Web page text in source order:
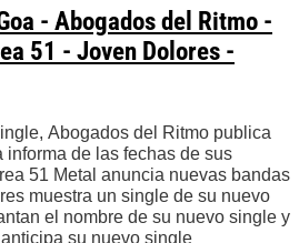
- Abogados del Ritmo -
51 - Joven Dolores -
Abogados del Ritmo publica
de las fechas de sus
51 Metal anuncia nuevas bandas
muestra un single de su nuevo
el nombre de su nuevo single y
su nuevo single